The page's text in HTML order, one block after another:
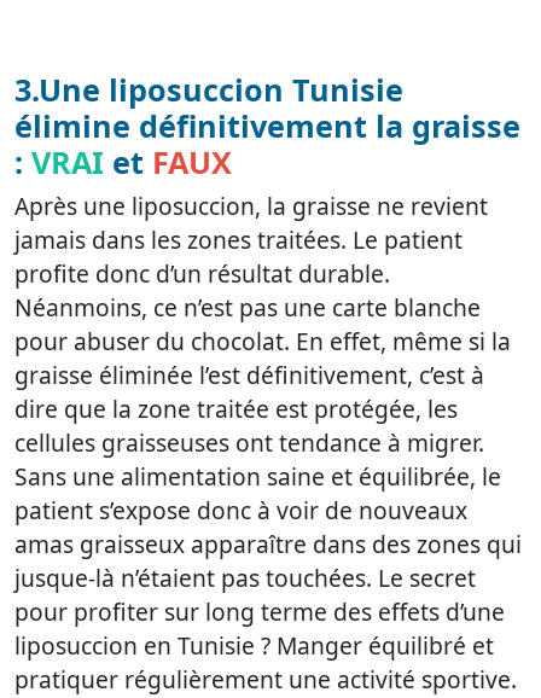
3.Une liposuccion Tunisie
élimine définitivement la graisse
: VRAI et FAUX
Après une liposuccion, la graisse ne revient
jamais dans les zones traitées. Le patient
profite donc d’un résultat durable.
Néanmoins, ce n’est pas une carte blanche
pour abuser du chocolat. En effet, même si la
graisse éliminée l’est définitivement, c’est à
dire que la zone traitée est protégée, les
cellules graisseuses ont tendance à migrer.
Sans une alimentation saine et équilibrée, le
patient s’expose donc à voir de nouveaux
amas graisseux apparaître dans des zones qui
jusque-là n’étaient pas touchées. Le secret
pour profiter sur long terme des effets d’une
liposuccion en Tunisie ? Manger équilibré et
pratiquer régulièrement une activité sportive.